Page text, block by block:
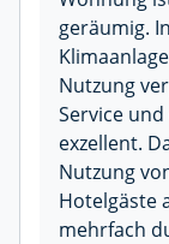
geräumig.
Nutzung
Service
exzellent.
Nutzung
Hotelgäste
mehrfach